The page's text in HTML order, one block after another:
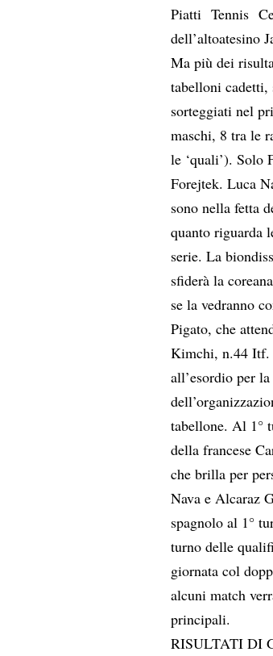
Piatti Tennis
dell’altoatesino
Ma più dei
tabelloni cadetti,
sorteggiati nel
maschi, 8 tra le
le ‘quali’). Solo
Forejtek. Luca
sono nella fetta
quanto riguarda
serie. La
sfiderà la
se la vedranno
Pigato, che
Kimchi, n.44 Itf.
all’esordio per
tabellone. Al 1°
della francese
che brilla per
Nava e Alcaraz
spagnolo al 1°
turno delle
giornata col
alcuni match
principali.
RISULTATI DI